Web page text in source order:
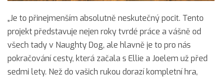
„Je to přinejmenším absolutně neskutečný pocit. Tento
projekt představuje nejen roky tvrdé práce a vášně od
všech tady v Naughty Dog, ale hlavně je to pro nás
pokračování cesty, která začala s Ellie a Joelem už před
sedmi lety. Než do vašich rukou dorazí kompletní hra,